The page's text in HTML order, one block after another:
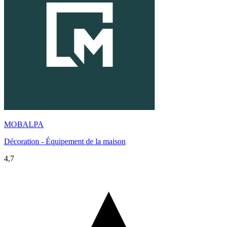
MOBALPA
Décoration - Équipement de la maison
4,7